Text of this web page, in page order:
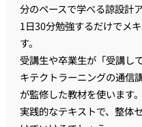
分のペースで学べる諒設計
1日30分勉強するだけでメ
す。
受講生や卒業生が「受講し
キテクトラーニングの通信
が監修した教材を使います。
実践的なテキストで、整体